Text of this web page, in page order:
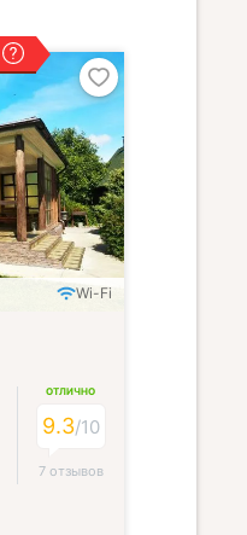
Wi-Fi
ОТЛИЧНО
9.3/10
7 отзывов